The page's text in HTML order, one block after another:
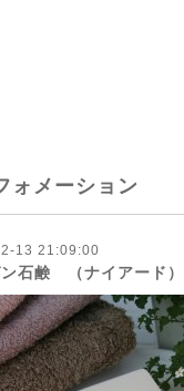
ォメーション
13 21:09:00
ン石鹸 （ナイアード